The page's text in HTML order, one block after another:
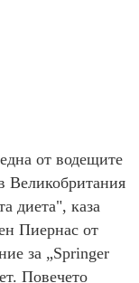
от водещите
Великобритания
диета", каза
Пиернас от
за „Springer
Повечето